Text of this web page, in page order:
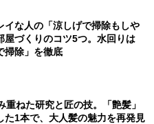
イな人の「涼しげで掃除もしや
屋づくりのコツ5つ。水回りは
掃除」を徹底
重ねた研究と匠の技。「艶髪」
た1本で、大人髪の魅力を再発見